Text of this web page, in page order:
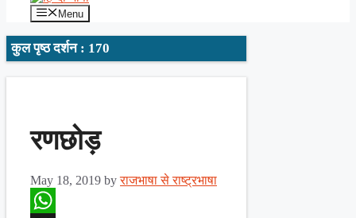
Menu
कुल पृष्ठ दर्शन : 170
रणछोड़
May 18, 2019 byराजभाषा से राष्ट्रभाषा